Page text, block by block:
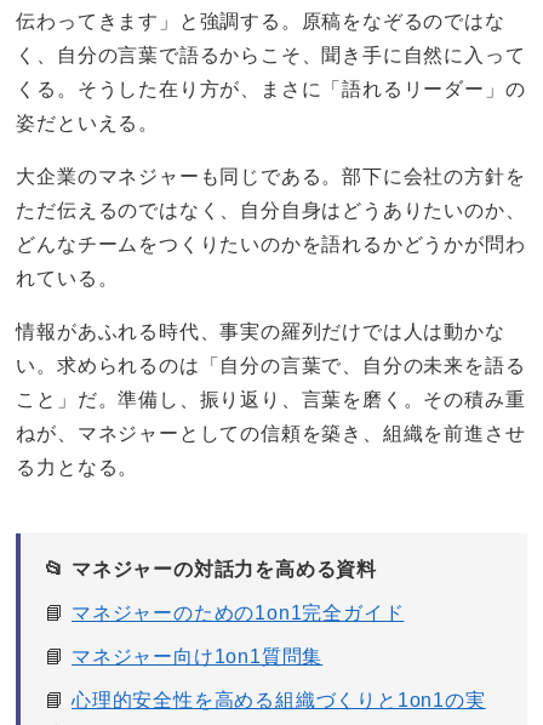
伝わってきます」と強調する。原稿をなぞるのではな
く、自分の言葉で語るからこそ、聞き手に自然に入って
くる。そうした在り方が、まさに「語れるリーダー」の
姿だといえる。
大企業のマネジャーも同じである。部下に会社の方針を
ただ伝えるのではなく、自分自身はどうありたいのか、
どんなチームをつくりたいのかを語れるかどうかが問わ
れている。
情報があふれる時代、事実の羅列だけでは人は動かな
い。求められるのは「自分の言葉で、自分の未来を語る
こと」だ。準備し、振り返り、言葉を磨く。その積み重
ねが、マネジャーとしての信頼を築き、組織を前進させ
る力となる。
📂 マネジャーの対話力を高める資料
📘 マネジャーのための1on1完全ガイド
📘 マネジャー向け1on1質問集
📘心理的安全性を高める組織づくりと1on1の実